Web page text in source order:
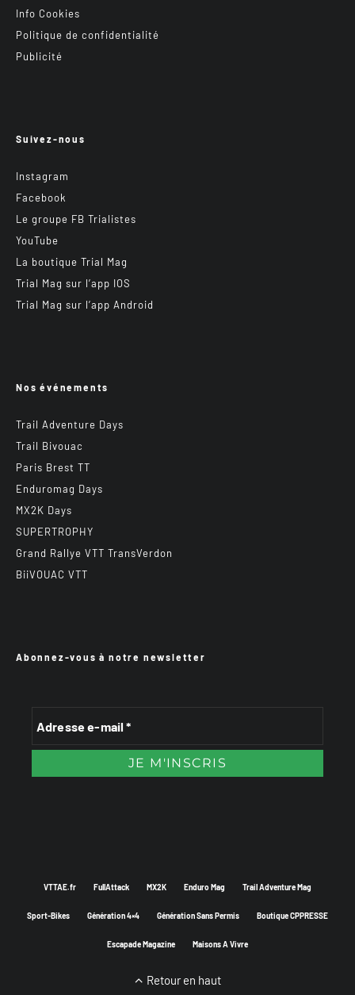
Info Cookies
Politique de confidentialité
Publicité
Suivez-nous
Instagram
Facebook
Le groupe FB Trialistes
YouTube
La boutique Trial Mag
Trial Mag sur l’app IOS
Trial Mag sur l’app Android
Nos événements
Trail Adventure Days
Trail Bivouac
Paris Brest TT
Enduromag Days
MX2K Days
SUPERTROPHY
Grand Rallye VTT TransVerdon
BiiVOUAC VTT
Abonnez-vous à notre newsletter
VTTAE.fr FullAttack MX2K Enduro Mag Trail Adventure Mag
Sport-Bikes Génération 4×4 Génération Sans Permis Boutique CPPRESSE
Escapade Magazine Maisons A Vivre
Retour en haut